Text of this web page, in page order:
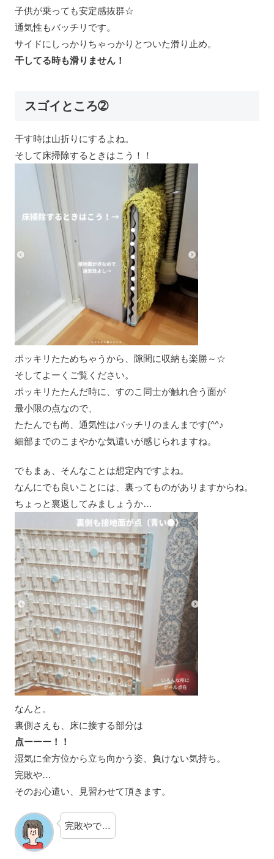
子供が乗っても安定感抜群☆
通気性もバッチリです。
サイドにしっかりちゃっかりとついた滑り止め。
干してる時も滑りません！
スゴイところ➁
干す時は山折りにするよね。
そして床掃除するときはこう！！
ポッキリたためちゃうから、隙間に収納も楽勝～☆
そしてよーくご覧ください。
ポッキリたたんだ時に、すのこ同士が触れ合う面が
最小限の点なので、
たたんでも尚、通気性はバッチリのまんまです(^^♪
細部までのこまやかな気遣いが感じられますね。
でもまぁ、そんなことは想定内ですよね。
なんにでも良いことには、裏ってものがありますからね。
ちょっと裏返してみましょうか…
なんと。
裏側さえも、床に接する部分は
点ーーー！！
湿気に全方位から立ち向かう姿、負けない気持ち。
完敗や…
そのお心遣い、見習わせて頂きます。
完敗やで…